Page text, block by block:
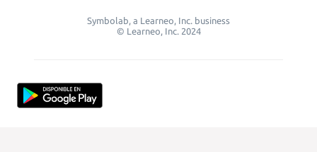
Symbolab, a Learneo, Inc. business
© Learneo, Inc. 2024